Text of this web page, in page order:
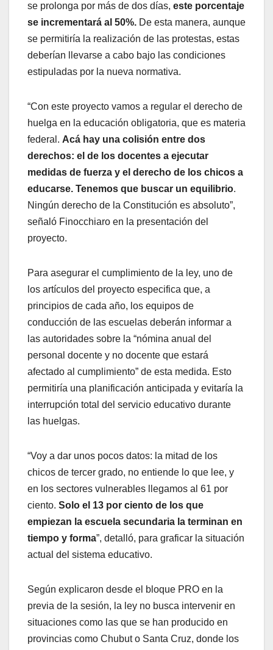
se prolonga por más de dos días, este porcentaje
se incrementará al 50%. De esta manera, aunque
se permitiría la realización de las protestas, estas
deberían llevarse a cabo bajo las condiciones
estipuladas por la nueva normativa.
“Con este proyecto vamos a regular el derecho de
huelga en la educación obligatoria, que es materia
federal. Acá hay una colisión entre dos
derechos: el de los docentes a ejecutar
medidas de fuerza y el derecho de los chicos a
educarse. Tenemos que buscar un equilibrio.
Ningún derecho de la Constitución es absoluto”,
señaló Finocchiaro en la presentación del
proyecto.
Para asegurar el cumplimiento de la ley, uno de
los artículos del proyecto especifica que, a
principios de cada año, los equipos de
conducción de las escuelas deberán informar a
las autoridades sobre la “nómina anual del
personal docente y no docente que estará
afectado al cumplimiento” de esta medida. Esto
permitiría una planificación anticipada y evitaría la
interrupción total del servicio educativo durante
las huelgas.
“Voy a dar unos pocos datos: la mitad de los
chicos de tercer grado, no entiende lo que lee, y
en los sectores vulnerables llegamos al 61 por
ciento. Solo el 13 por ciento de los que
empiezan la escuela secundaria la terminan en
tiempo y forma”, detalló, para graficar la situación
actual del sistema educativo.
Según explicaron desde el bloque PRO en la
previa de la sesión, la ley no busca intervenir en
situaciones como las que se han producido en
provincias como Chubut o Santa Cruz, donde los